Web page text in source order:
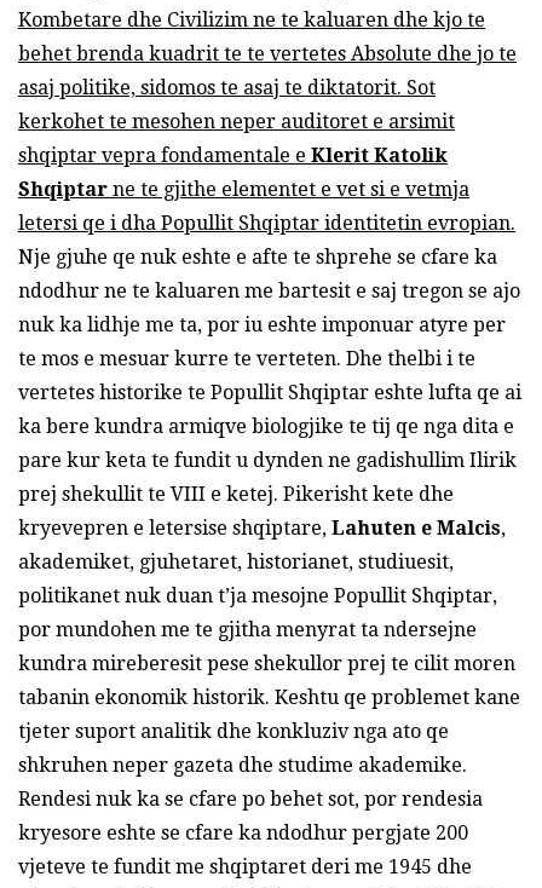
Kombetare dhe Civilizim ne te kaluaren dhe kjo te
behet brenda kuadrit te te vertetes Absolute dhe jo te
asaj politike, sidomos te asaj te diktatorit. Sot
kerkohet te mesohen neper auditoret e arsimit
shqiptar vepra fondamentale e Klerit Katolik
Shqiptar ne te gjithe elementet e vet si e vetmja
letersi qe i dha Popullit Shqiptar identitetin evropian.
Nje gjuhe qe nuk eshte e afte te shprehe se cfare ka
ndodhur ne te kaluaren me bartesit e saj tregon se ajo
nuk ka lidhje me ta, por iu eshte imponuar atyre per
te mos e mesuar kurre te verteten. Dhe thelbi i te
vertetes historike te Popullit Shqiptar eshte lufta qe ai
ka bere kundra armiqve biologjike te tij qe nga dita e
pare kur keta te fundit u dynden ne gadishullim Ilirik
prej shekullit te VIII e ketej. Pikerisht kete dhe
kryevepren e letersise shqiptare, Lahuten e Malcis,
akademiket, gjuhetaret, historianet, studiuesit,
politikanet nuk duan t’ja mesojne Popullit Shqiptar,
por mundohen me te gjitha menyrat ta ndersejne
kundra mireberesit pese shekullor prej te cilit moren
tabanin ekonomik historik. Keshtu qe problemet kane
tjeter suport analitik dhe konkluziv nga ato qe
shkruhen neper gazeta dhe studime akademike.
Rendesi nuk ka se cfare po behet sot, por rendesia
kryesore eshte se cfare ka ndodhur pergjate 200
vjeteve te fundit me shqiptaret deri me 1945 dhe